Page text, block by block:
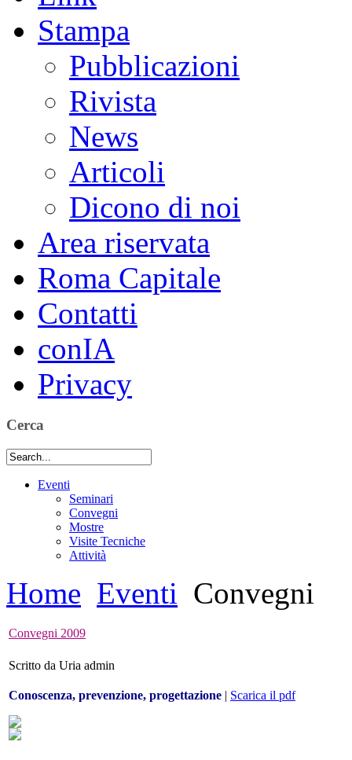
Stampa
Pubblicazioni
Rivista
News
Articoli
Dicono di noi
Area riservata
Roma Capitale
Contatti
conIA
Privacy
Cerca
Eventi
Seminari
Convegni
Mostre
Visite Tecniche
Attività
Home Eventi Convegni
Convegni 2009
Scritto da Uria admin
Conoscenza, prevenzione, progettazione | Scarica il pdf